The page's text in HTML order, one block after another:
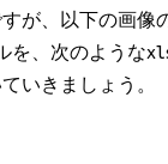
が、以下の画像
を、次のような
いきましょう。